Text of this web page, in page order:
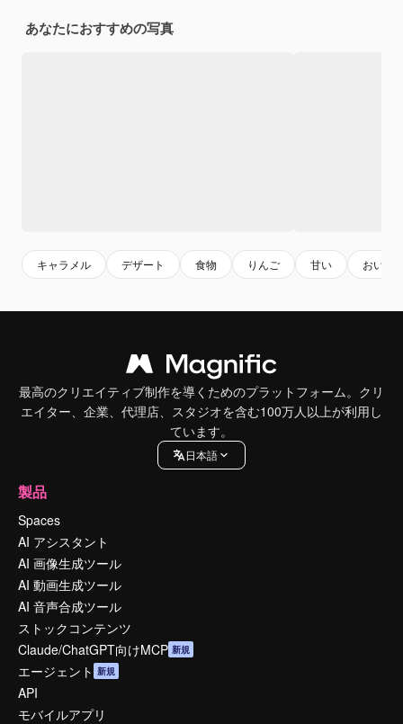
あなたにおすすめの写真
キャラメル デザート 食物 りんご 甘い おいし
最高のクリエイティブ制作を導くためのプラットフォーム。クリ
エイター、企業、代理店、スタジオを含む100万人以上が利用し
ています。
日本語
製品
Spaces
AI アシスタント
AI 画像生成ツール
AI 動画生成ツール
AI 音声合成ツール
ストックコンテンツ
Claude/ChatGPT向けMCP 新規
エージェント 新規
API
モバイルアプリ